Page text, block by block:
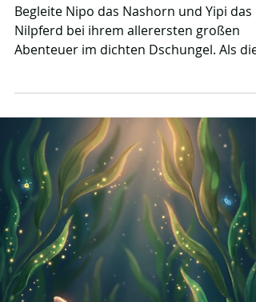
Spührnasen
Begleite Nipo das Nashorn und Yipi das
Banane von Äffchen Mimi plötzlich
verschwindet, beginnt eine
Kindergeschichte für Spürnasen voller
Witz. Mit unglaublich lustigen Theorien
und viel detektivischem Gespür jagen die
beiden Freunde den süßen Hinweisen
hinterher. Eine herzerwärmende Gute-
Nacht-Geschichte über Freundschaft, die
perfekt zum Mitfiebern und
anschließenden Träumen einlädt.